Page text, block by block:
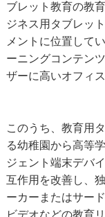
ブレット教育の教
ジネス用タブレッ
メントに位置して
ーニングコンテン
ザーに高いオフィ
このうち、教育用
る幼稚園から高等
ジェント端末デバ
互作用を改善し、
ーカーまたはサー